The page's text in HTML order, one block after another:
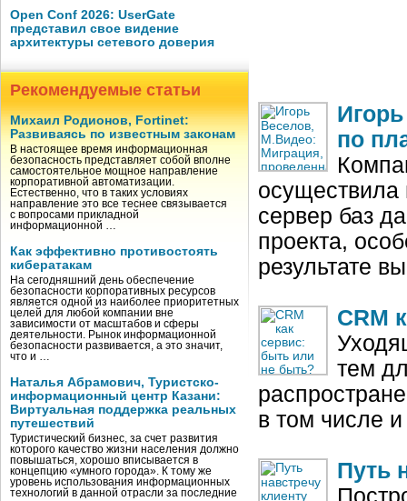
Open Conf 2026: UserGate
представил свое видение
архитектуры сетевого доверия
Рекомендуемые статьи
Михаил Родионов, Fortinet:
Развиваясь по известным законам
В настоящее время информационная
безопасность представляет собой вполне
самостоятельное мощное направление
корпоративной автоматизации.
Естественно, что в таких условиях
направление это все теснее связывается
с вопросами прикладной
информационной …
Как эффективно противостоять
кибератакам
На сегодняшний день обеспечение
безопасности корпоративных ресурсов
является одной из наиболее приоритетных
целей для любой компании вне
зависимости от масштабов и сферы
деятельности. Рынок информационной
безопасности развивается, а это значит,
что и …
Наталья Абрамович, Туристско-
информационный центр Казани:
Виртуальная поддержка реальных
путешествий
Туристический бизнес, за счет развития
которого качество жизни населения должно
повышаться, хорошо вписывается в
концепцию «умного города». К тому же
уровень использования информационных
технологий в данной отрасли за последние
по
сервер баз
проекта,
результате
CRM
тем
в том числе
Путь